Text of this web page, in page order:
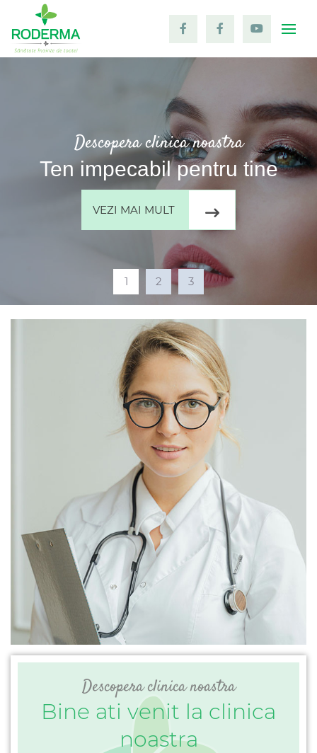
Descopera clinica noastra
Ten impecabilpentru tine
VEZI MAI MULT
Descopera clinica noastra
Descopera clinica noastra
1 2 3
Descopera clinica noastra
Bine ati venit la clinica
noastra